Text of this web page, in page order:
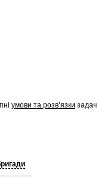
умови та розв’язки задач